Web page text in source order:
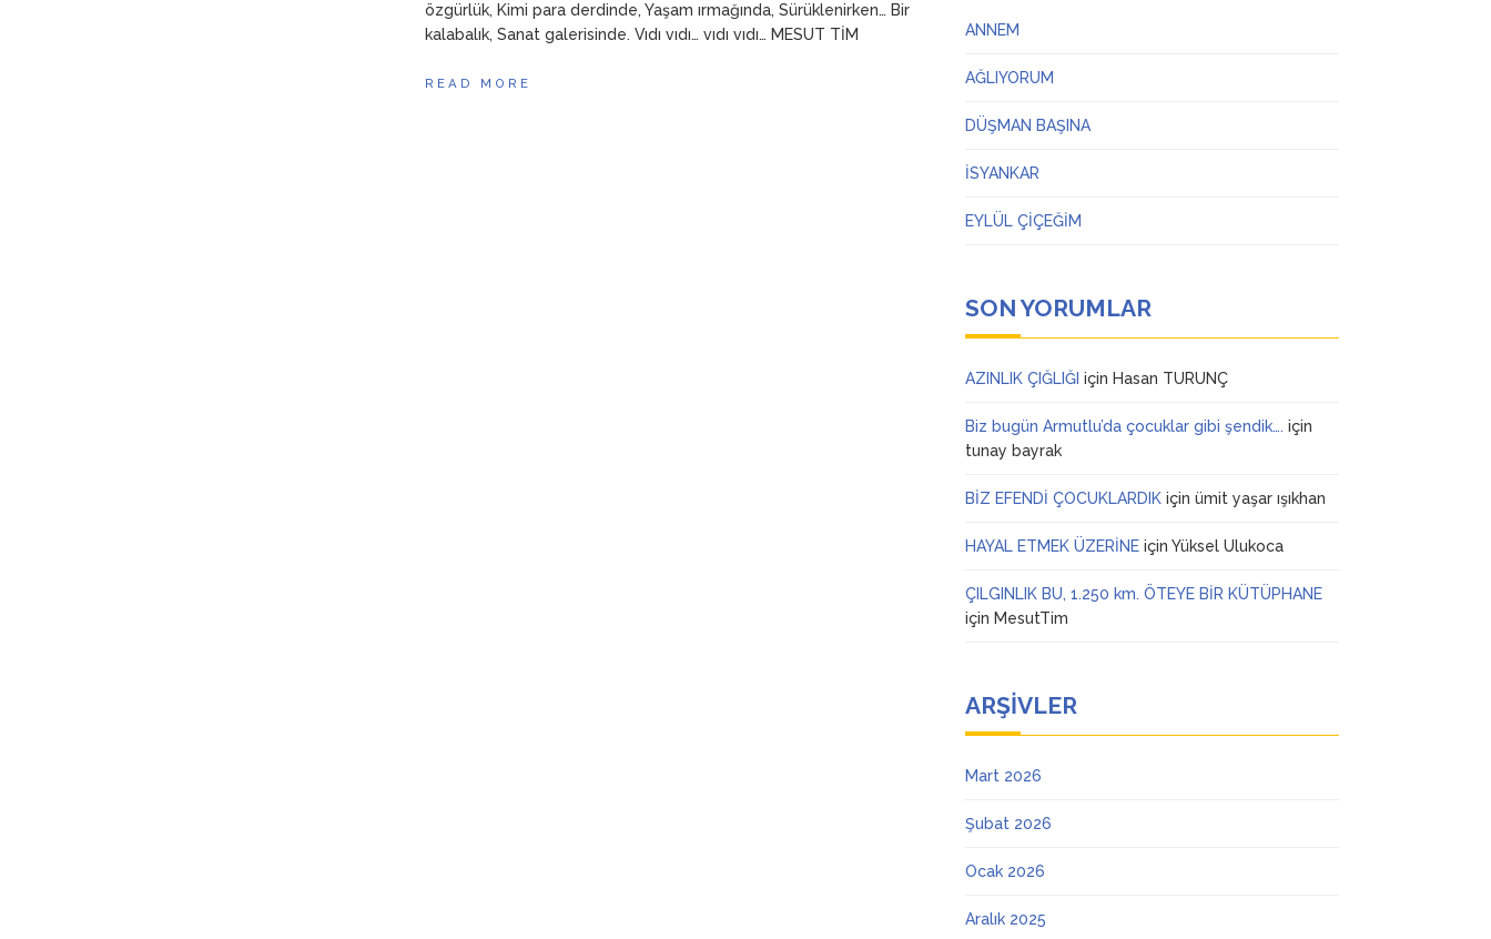
özgürlük, Kimi para derdinde, Yaşam ırmağında, Sürüklenirken… Bir
kalabalık, Sanat galerisinde. Vıdı vıdı… vıdı vıdı… MESUT TİM
READ MORE
ANNEM
AĞLIYORUM
DÜŞMAN BAŞINA
İSYANKAR
EYLÜL ÇİÇEĞİM
SON YORUMLAR
AZINLIK ÇIĞLIĞI için Hasan TURUNÇ
Biz bugün Armutlu’da çocuklar gibi şendik…. için
tunay bayrak
BİZ EFENDİ ÇOCUKLARDIK içinümit yaşar ışıkhan
HAYAL ETMEK ÜZERİNE içinYüksel Ulukoca
ÇILGINLIK BU, 1.250 km. ÖTEYE BİR KÜTÜPHANE
için MesutTim
ARŞIVLER
Mart 2026
Şubat 2026
Ocak 2026
Aralık 2025